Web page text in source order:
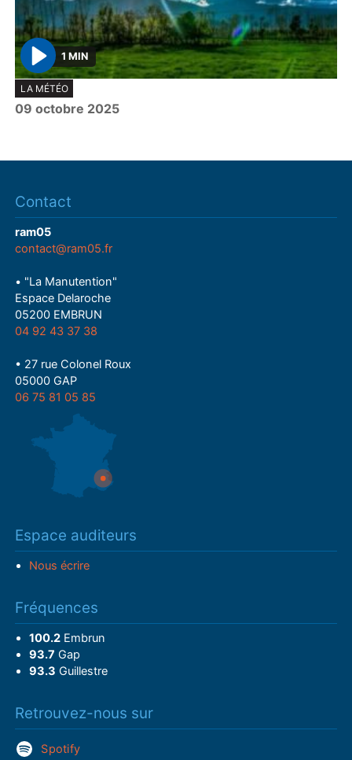
P
l
a
1 MIN
LA MÉTÉO
09 octobre 2025
Contact
ram05
contact@ram05.fr
• "La Manutention"
Espace Delaroche
05200 EMBRUN
04 92 43 37 38
• 27 rue Colonel Roux
05000 GAP
06 75 81 05 85
Espace auditeurs
Nous écrire
Fréquences
100.2Embrun
93.7 Gap
93.3 Guillestre
Retrouvez-nous sur
Spotify